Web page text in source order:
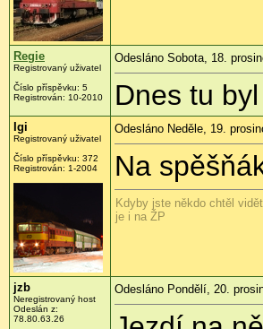
Regie
Registrovaný uživatel
Číslo příspěvku: 5
Registrován: 10-2010
Odesláno Sobota, 18.
Dnes tu
Igi
Registrovaný uživatel
Číslo příspěvku: 372
Registrován: 1-2004
Odesláno Neděle, 19.
Na
Kdyby jste někdo chtěl
je i na ŽP
jzb
Neregistrovaný host
Odeslán z:
78.80.63.26
Odesláno Pondělí, 20.